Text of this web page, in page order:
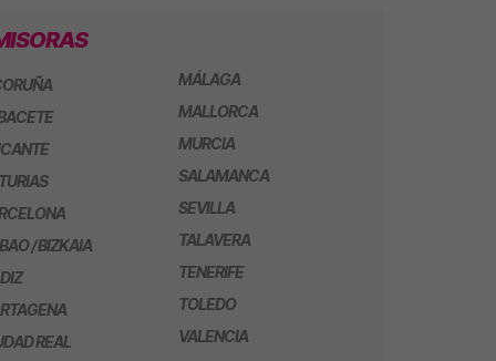
/ BIZKAIA
REAL
MÁLAGA
MALLORCA
MURCIA
SALAMANCA
SEVILLA
TALAVERA
TENERIFE
TOLEDO
VALENCIA